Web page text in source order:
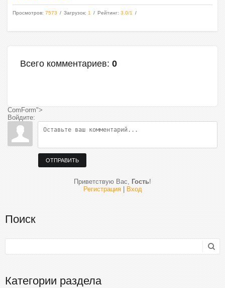
Просмотров: 7573 Загрузок: 1 Рейтинг: 3.0/1
Всего комментариев: 0
ComForm">
Войдите:
ОТПРАВИТЬ
Приветствую Вас, Гость!
Регистрация| Вход
Поиск
Категории раздела